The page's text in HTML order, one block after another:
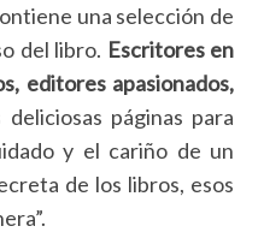
una selección de
del libro. Escritores en
editores apasionados,
páginas para
y el cariño de un
de los libros, esos